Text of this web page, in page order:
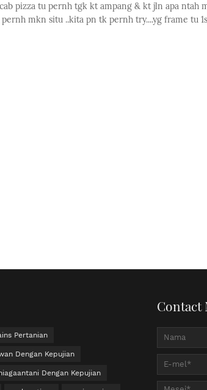
pizza tu pernh tgk kt ampang & kt jln apa ntah
pernh mkn situ ..kita pn tk pernh try....yg frame tu
Pertanian
Dengan Kepujian
Dengan Kepujian
Contact